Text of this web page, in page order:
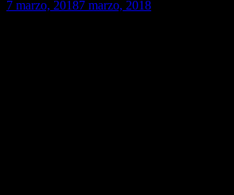
7 marzo, 20187 marzo, 2018